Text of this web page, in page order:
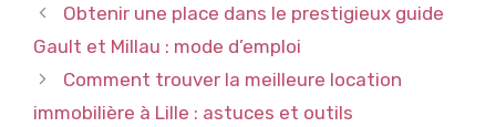
Obtenir une place dans le prestigieux guide
Gault et Millau : mode d’emploi
Comment trouver la meilleure location
immobilière à Lille : astuces et outils